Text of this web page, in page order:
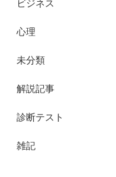
ビジネス
心理
未分類
解説記事
診断テスト
雑記